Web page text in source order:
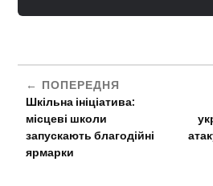
ПОПЕРЕДНЯ
Шкільна ініціатива:
місцеві школи
запускають благодійні
ярмарки